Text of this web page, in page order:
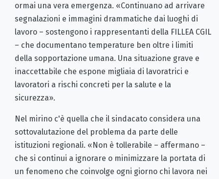
ormai una vera emergenza. «Continuano ad arrivare
segnalazioni e immagini drammatiche dai luoghi di
lavoro – sostengono i rappresentanti della FILLEA CGIL
– che documentano temperature ben oltre i limiti
della sopportazione umana. Una situazione grave e
inaccettabile che espone migliaia di lavoratrici e
lavoratori a rischi concreti per la salute e la
sicurezza».
Nel mirino c'è quella che il sindacato considera una
sottovalutazione del problema da parte delle
istituzioni regionali. «Non è tollerabile – affermano –
che si continui a ignorare o minimizzare la portata di
un fenomeno che coinvolge ogni giorno chi lavora nei